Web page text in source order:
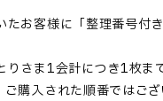
お客様に「整理番号付
さま1会計につき1枚ま
購入された順番ではござ